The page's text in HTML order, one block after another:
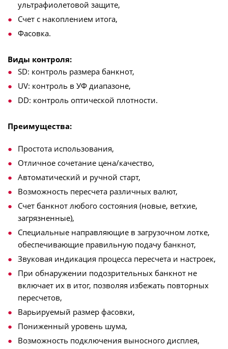
ультрафиолетовой защите,
Счет с накоплением итога,
Фасовка.
Виды контроля:
SD: контроль размера банкнот,
UV: контроль в УФ диапазоне,
DD: контроль оптической плотности.
Преимущества:
Простота использования,
Отличное сочетание цена/качество,
Автоматический и ручной старт,
Возможность пересчета различных валют,
Счет банкнот любого состояния (новые, ветхие,
загрязненные),
Специальные направляющие в загрузочном лотке,
обеспечивающие правильную подачу банкнот,
Звуковая индикация процесса пересчета и настроек,
При обнаружении подозрительных банкнот не
включает их в итог, позволяя избежать повторных
пересчетов,
Варьируемый размер фасовки,
Пониженный уровень шума,
Возможность подключения выносного дисплея,